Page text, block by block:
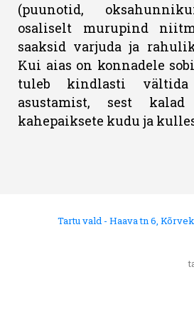
(puunotid,
osaliselt murupind
saaksid varjuda ja
Kui aias on konnadele
tuleb kindlasti
asustamist, sest
kahepaiksete kudu ja
Tartu vald - Haava tn 6,